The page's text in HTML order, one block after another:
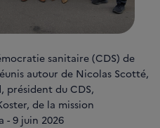
sanitaire (CDS) de
autour de Nicolas Scotté,
président du CDS,
de la mission
- 9 juin 2026